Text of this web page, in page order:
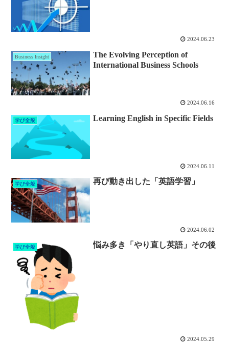
2024.06.23
Business Insight
The Evolving Perception of
International Business Schools
2024.06.16
学び全般 Learning English in Specific Fields
2024.06.11
学び全般 再び動き出した「英語学習」
2024.06.02
学び全般 悩み多き「やり直し英語」その後
2024.05.29